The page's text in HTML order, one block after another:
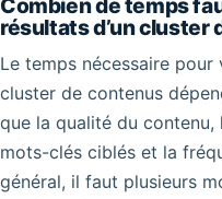
résultats d’un cluster
Le temps nécessaire pour
cluster de contenus
que la qualité du contenu,
mots-clés ciblés et la
général, il faut plusieurs